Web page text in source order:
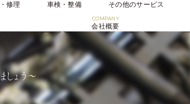
修理 車検・整備 その他のサービス
会社概要
しょう〜